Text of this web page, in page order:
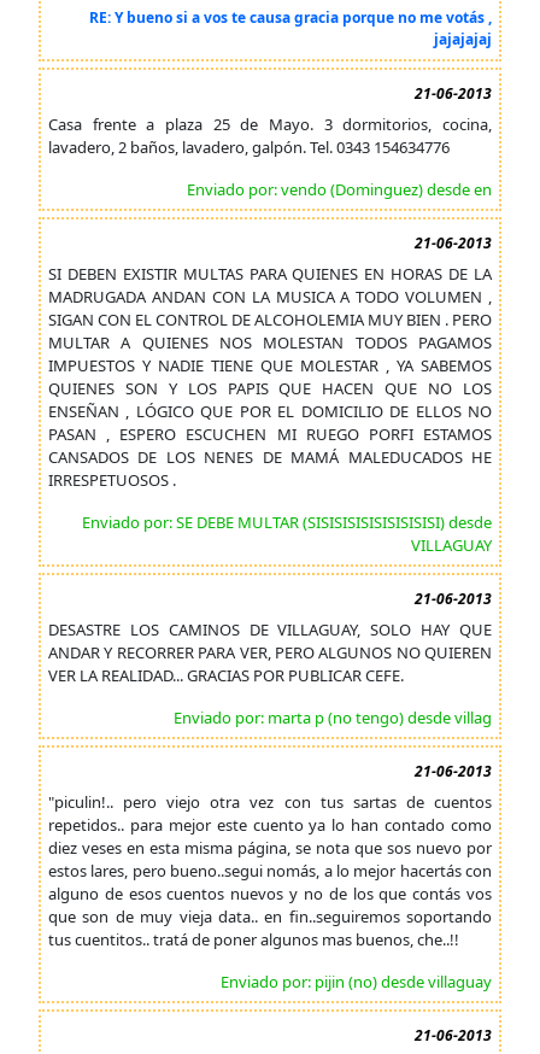
RE: Y bueno si a vos te causa gracia porque no me votás ,
jajajajaj
21-06-2013
Casa frente a plaza 25 de Mayo. 3 dormitorios, cocina,
lavadero, 2 baños, lavadero, galpón. Tel. 0343 154634776
Enviado por: vendo (Dominguez) desde en
21-06-2013
SI DEBEN EXISTIR MULTAS PARA QUIENES EN HORAS DE LA
MADRUGADA ANDAN CON LA MUSICA A TODO VOLUMEN ,
SIGAN CON EL CONTROL DE ALCOHOLEMIA MUY BIEN . PERO
MULTAR A QUIENES NOS MOLESTAN TODOS PAGAMOS
IMPUESTOS Y NADIE TIENE QUE MOLESTAR , YA SABEMOS
QUIENES SON Y LOS PAPIS QUE HACEN QUE NO LOS
ENSEÑAN , LÓGICO QUE POR EL DOMICILIO DE ELLOS NO
PASAN , ESPERO ESCUCHEN MI RUEGO PORFI ESTAMOS
CANSADOS DE LOS NENES DE MAMÁ MALEDUCADOS HE
IRRESPETUOSOS .
Enviado por: SE DEBE MULTAR (SISISISISISISISISISI) desde
VILLAGUAY
21-06-2013
DESASTRE LOS CAMINOS DE VILLAGUAY, SOLO HAY QUE
ANDAR Y RECORRER PARA VER, PERO ALGUNOS NO QUIEREN
VER LA REALIDAD... GRACIAS POR PUBLICAR CEFE.
Enviado por: marta p (no tengo) desde villag
21-06-2013
"piculin!.. pero viejo otra vez con tus sartas de cuentos
repetidos.. para mejor este cuento ya lo han contado como
diez veses en esta misma página, se nota que sos nuevo por
estos lares, pero bueno..segui nomás, a lo mejor hacertás con
alguno de esos cuentos nuevos y no de los que contás vos
que son de muy vieja data.. en fin..seguiremos soportando
tus cuentitos.. tratá de poner algunos mas buenos, che..!!
Enviado por: pijin (no) desde villaguay
21-06-2013